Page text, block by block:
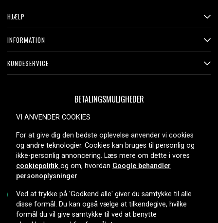
HJÆLP
INFORMATION
KUNDESERVICE
BETALINGSMULIGHEDER
LEVERINGSMULIGHEDER
Copyright © 2026, Spares Nordic AB
VI ANVENDER COOKIES
For at give dig den bedste oplevelse anvender vi cookies
og andre teknologier. Cookies kan bruges til personlig og
ikke-personlig annoncering. Læs mere om dette i vores
cookiepolitik og om, hvordan Google behandler
personoplysninger.
Ved at trykke på 'Godkend alle' giver du samtykke til alle
disse formål. Du kan også vælge at tilkendegive, hvilke
formål du vil give samtykke til ved at benytte